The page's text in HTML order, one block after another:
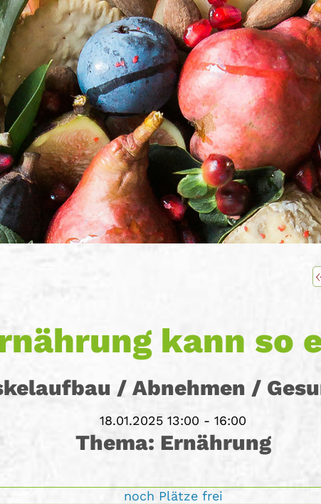
kann so
/ Abnehmen /
18.01.2025 13:00 - 16:00
Thema: Ernährung
noch Plätze frei